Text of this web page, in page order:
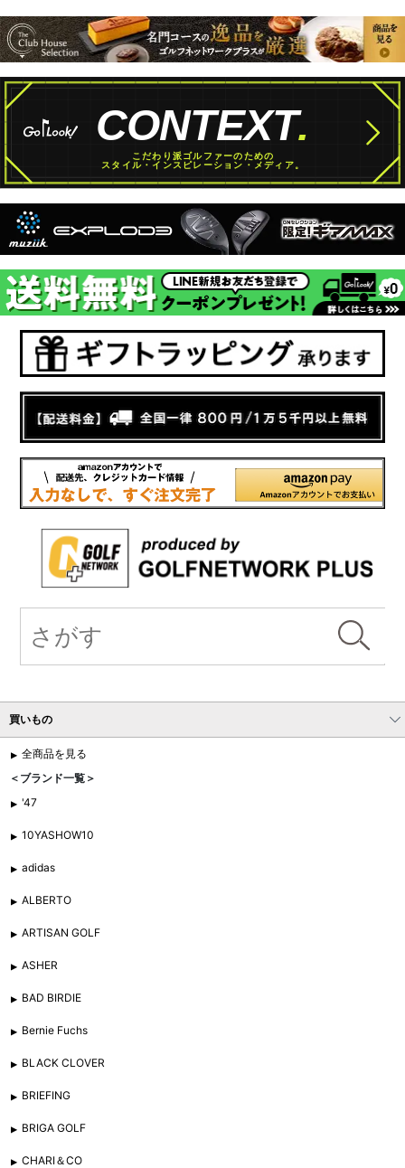
買いもの
全商品を見る
＜ブランド一覧＞
'47
10YASHOW10
adidas
ALBERTO
ARTISAN GOLF
ASHER
BAD BIRDIE
Bernie Fuchs
BLACK CLOVER
BRIEFING
BRIGA GOLF
CHARI＆CO